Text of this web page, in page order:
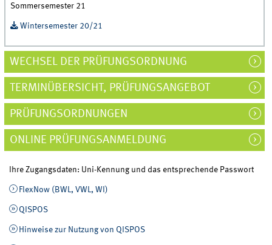
Sommersemester 21
Wintersemester 20/21
WECHSEL DER PRÜFUNGSORDNUNG
TERMINÜBERSICHT, PRÜFUNGSANGEBOT
PRÜFUNGSORDNUNGEN
ONLINE PRÜFUNGSANMELDUNG
Ihre Zugangsdaten: Uni-Kennung und das entsprechende Passwort
FlexNow (BWL, VWL, WI)
QISPOS
Hinweise zur Nutzung von QISPOS